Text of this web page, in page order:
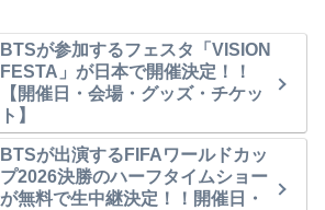
BTSが参加するフェスタ「VISION
FESTA」が日本で開催決定！！
【開催日・会場・グッズ・チケッ
ト】
BTSが出演するFIFAワールドカッ
プ2026決勝のハーフタイムショー
が無料で生中継決定！！開催日・